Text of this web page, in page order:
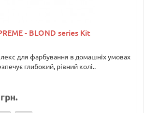
- BLOND series Kit
для фарбування в домашніх умовах
глибокий, рівний колі..